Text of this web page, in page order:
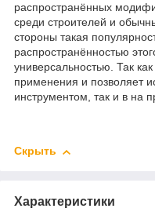
распространённых
среди строителей и
стороны такая
распространённостью
универсальностью. Так
применения и позволяет
инструментом, так и в на
Скрыть
Характеристики